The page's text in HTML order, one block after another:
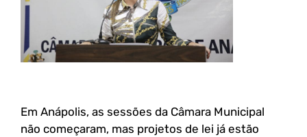
Em Anápolis, as sessões da Câmara Municipal
não começaram, mas projetos de lei já estão